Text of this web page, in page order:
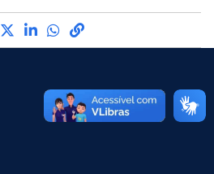
Compartilhe por Facebook
Compartilhe por Twitter
Compartilhe por
Compartilhe por
link para Copiar